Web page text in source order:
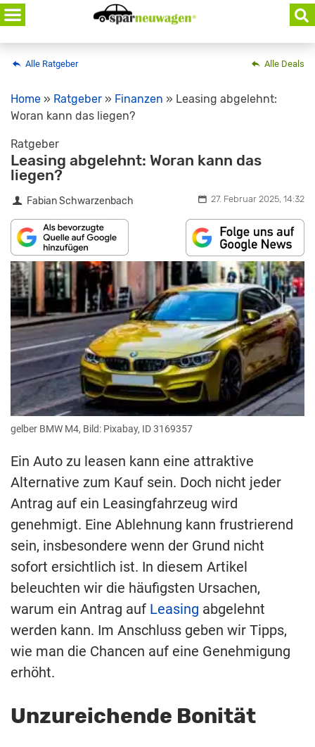
Skip
to
content
Alle Deals
Alle Ratgeber
Home » Ratgeber » Finanzen » Leasing abgelehnt:
Woran kann das liegen?
Ratgeber
Leasing abgelehnt: Woran kann das
liegen?
Fabian Schwarzenbach 27. Februar 2025, 14:32
gelber BMW M4, Bild: Pixabay, ID 3169357
Ein Auto zu leasen kann eine attraktive
Alternative zum Kauf sein. Doch nicht jeder
Antrag auf ein Leasingfahrzeug wird
genehmigt. Eine Ablehnung kann frustrierend
sein, insbesondere wenn der Grund nicht
sofort ersichtlich ist. In diesem Artikel
beleuchten wir die häufigsten Ursachen,
warum ein Antrag auf Leasing abgelehnt
werden kann. Im Anschluss geben wir Tipps,
wie man die Chancen auf eine Genehmigung
erhöht.
Unzureichende Bonität